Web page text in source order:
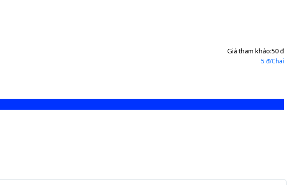
Giá tham khảo:50 đ
5 đ/Chai